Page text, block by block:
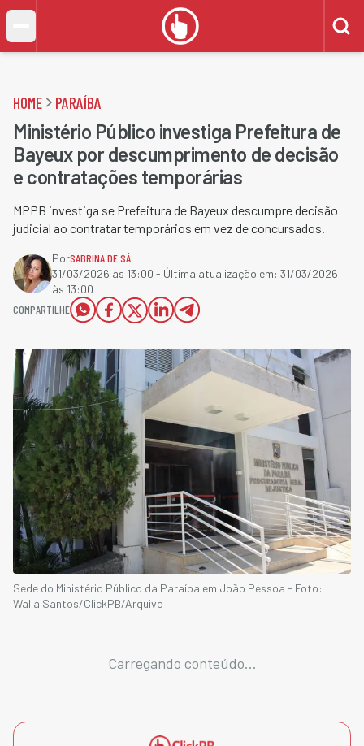
HOME PARAÍBA
Ministério Público investiga Prefeitura de
Bayeux por descumprimento de decisão
e contratações temporárias
MPPB investiga se Prefeitura de Bayeux descumpre decisão
judicial ao contratar temporários em vez de concursados.
PorSABRINA DE SÁ
31/03/2026 às 13:00 - Última atualização em: 31/03/2026
às 13:00
COMPARTILHE
Sede do Ministério Público da Paraíba em João Pessoa - Foto:
Walla Santos/ClickPB/Arquivo
Carregando conteúdo...